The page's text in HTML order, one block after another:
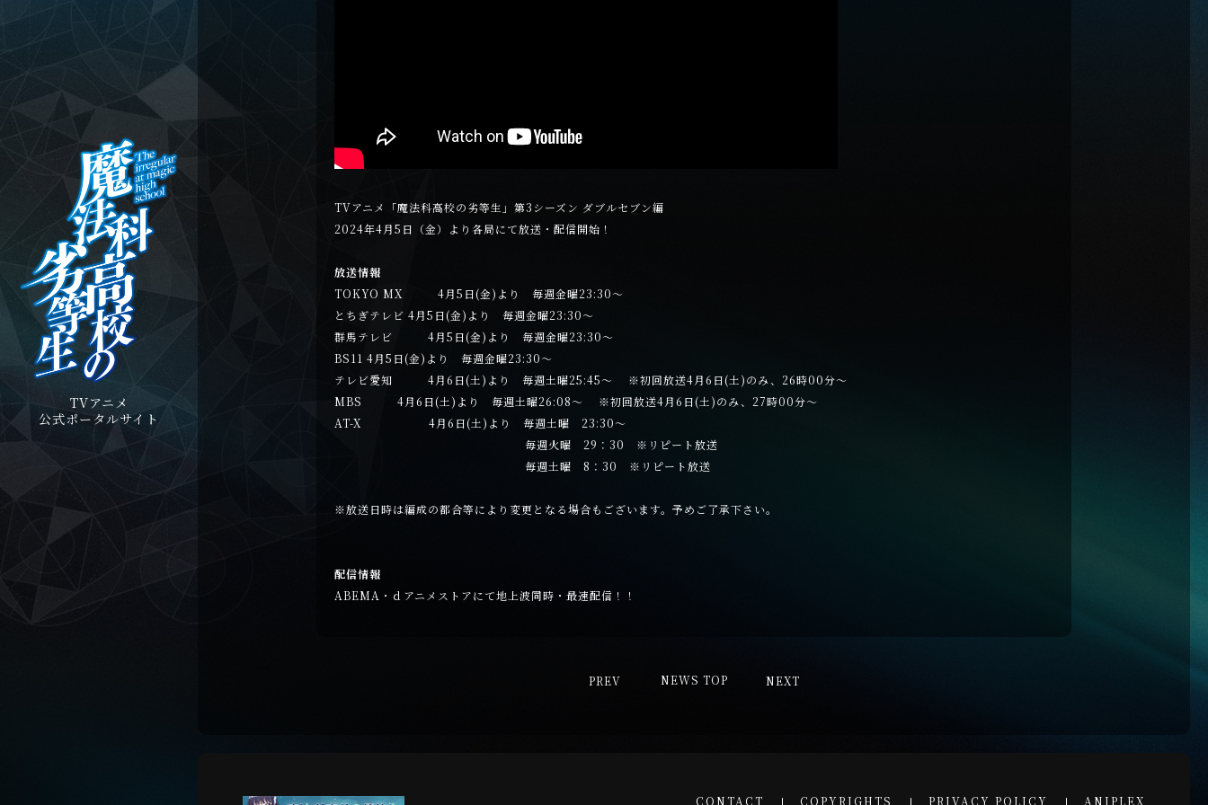
TVアニメ
公式ポータルサイト
TVアニメ「魔法科高校の劣等生」第3シーズン ダブルセブン編
2024年4月5日（金）より各局にて放送・配信開始！
放送情報
TOKYO MX 4月5日(金)より 毎週金曜23:30～
とちぎテレビ 4月5日(金)より 毎週金曜23:30～
群馬テレビ 4月5日(金)より 毎週金曜23:30～
BS11 4月5日(金)より 毎週金曜23:30～
テレビ愛知 4月6日(土)より 毎週土曜25:45～ ※初回放送4月6日(土)のみ、26時00分～
MBS 4月6日(土)より 毎週土曜26:08～ ※初回放送4月6日(土)のみ、27時00分～
AT-X 4月6日(土)より 毎週土曜 23:30～
毎週火曜 29：30 ※リピート放送
毎週土曜 8：30 ※リピート放送
※放送日時は編成の都合等により変更となる場合もございます。予めご了承下さい。
配信情報
ABEMA・ｄアニメストアにて地上波同時・最速配信！！
PREV NEWS TOP NEXT
CONTACT COPYRIGHTS PRIVACY POLICY ANIPLEX